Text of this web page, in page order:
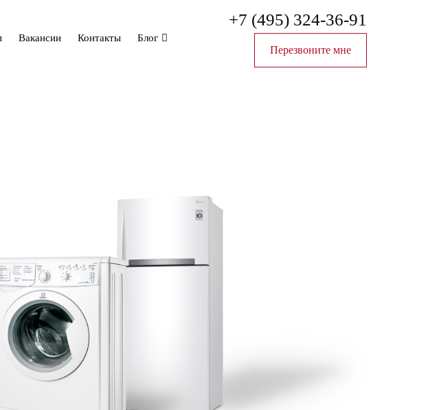
Вакансии Контакты Блог
+7 (495) 324-36-91
Перезвоните мне